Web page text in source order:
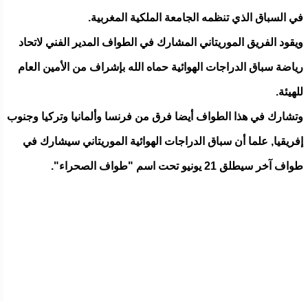
في السباق الذي تنظمه الجامعة الملكية المغربية.
ويقود الفريق الموريتاني المشارك في الطواف المدير الفني لاتحاد
رياضة سباق الدراجات الهوائية حماه الله بإشراف من الأمين العام
للهيئة.
وتشارك في هذا الطواف أيضا فرق من فرنسا وألمانيا وتركيا وجنوب
إفريقيا, علما أن سباق الدراجات الهوائية الموريتاني سيشارك في
طواف آخر سيطلق 21 يونيو تحت اسم "طواف الصحراء".